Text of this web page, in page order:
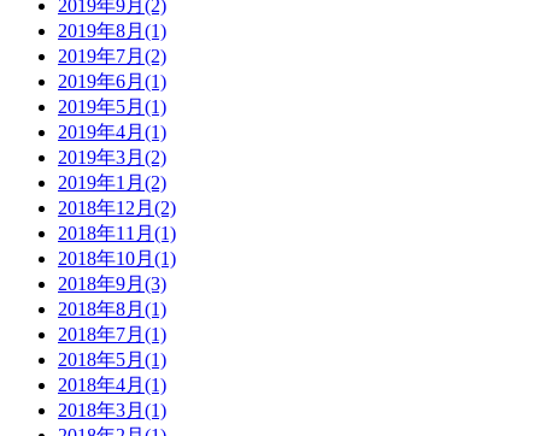
2019年9月(2)
2019年8月(1)
2019年7月(2)
2019年6月(1)
2019年5月(1)
2019年4月(1)
2019年3月(2)
2019年1月(2)
2018年12月(2)
2018年11月(1)
2018年10月(1)
2018年9月(3)
2018年8月(1)
2018年7月(1)
2018年5月(1)
2018年4月(1)
2018年3月(1)